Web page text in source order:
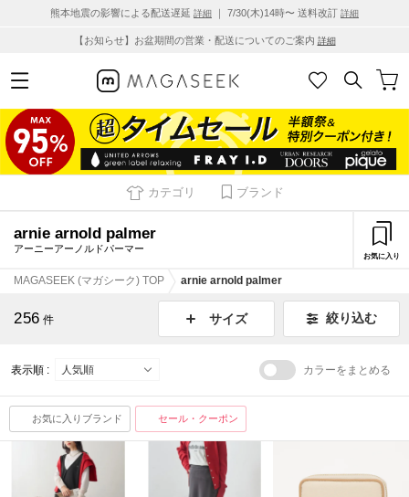
熊本地震の影響による配送遅延 詳細 ｜ 7/30(木)14時〜 送料改訂 詳細
【お知らせ】お盆期間の営業・配送についてのご案内 詳細
カテゴリ ブランド
arnie arnold palmer
アーニーアーノルドパーマー
お気に入り
MAGASEEK (マガシーク) TOP arnie arnold palmer
256 件 サイズ 絞り込む
表示順 : カラーをまとめる
お気に入りブランド セール・クーポン